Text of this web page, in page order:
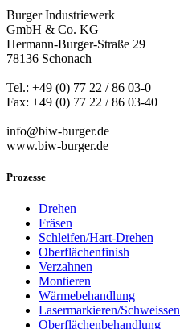
Burger Industriewerk
GmbH & Co. KG
Hermann-Burger-Straße 29
78136 Schonach
Tel.: +49 (0) 77 22 / 86 03-0
Fax: +49 (0) 77 22 / 86 03-40
info@biw-burger.de
www.biw-burger.de
Prozesse
Drehen
Fräsen
Schleifen/Hart-Drehen
Oberflächenfinish
Verzahnen
Montieren
Wärmebehandlung
Lasermarkieren/Schweissen
Oberflächenbehandlung